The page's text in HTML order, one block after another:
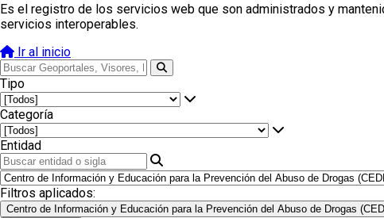
Es el registro de los servicios web que son administrados y
servicios interoperables.
Ir al inicio
Tipo
Categoría
Entidad
Filtros aplicados:
Centro de Información y Educación para la Prevención del Abuso de Drogas